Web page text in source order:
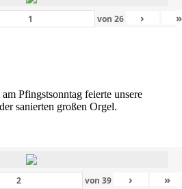
von 26 › »
Pfingstsonntag feierte unsere
sanierten großen Orgel.
von39 › »